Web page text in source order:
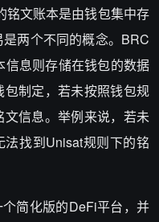
铭文账本是由钱包集中存
两个不同的概念。BRC
息则存储在钱包的数据
制定，若未按照钱包规
信息。举例来说，若未
找到Unisat规则下的铭
简化版的DeFi平台，并